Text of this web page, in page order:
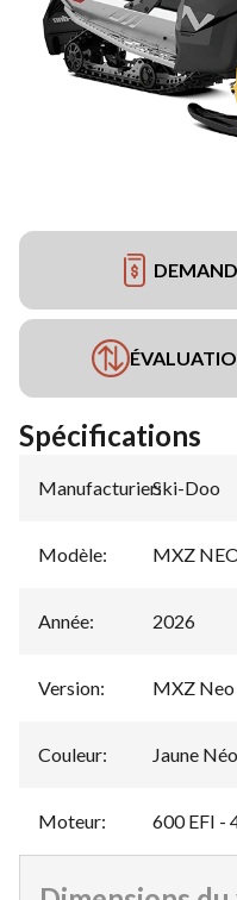
Spécifications
Manufacturier:
Ski-Doo
Modèle: MXZ
Année: 2026
Version: MXZ Neo
Couleur: Jaune Néo
Moteur: 600 EFI -